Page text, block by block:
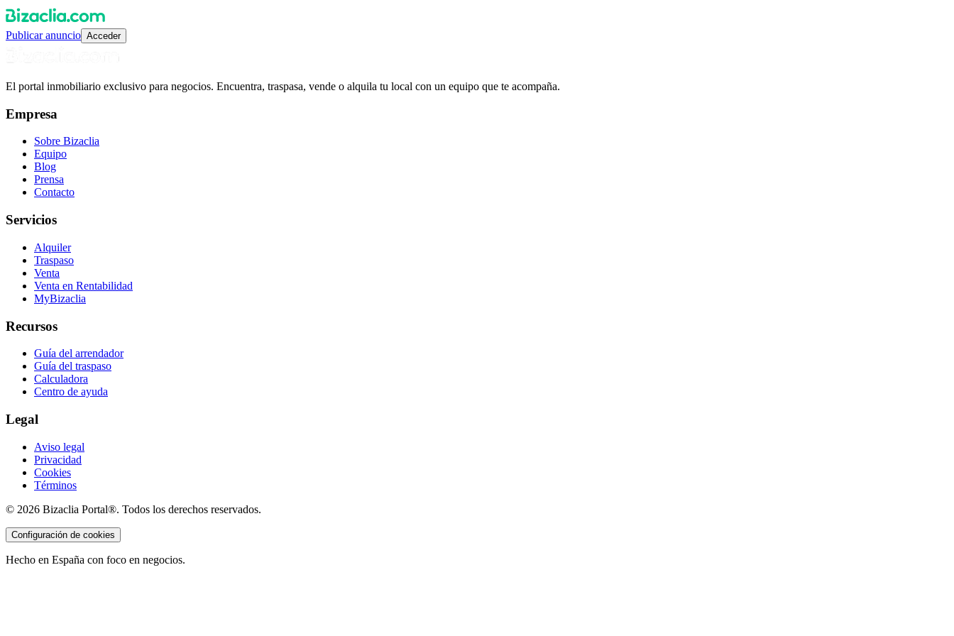
Publicar anuncio Acceder
El portal inmobiliario exclusivo para negocios. Encuentra, traspasa, vende o alquila tu local con un equipo que te acompaña.
Empresa
Sobre Bizaclia
Equipo
Blog
Prensa
Contacto
Servicios
Alquiler
Traspaso
Venta
Venta en Rentabilidad
MyBizaclia
Recursos
Guía del arrendador
Guía del traspaso
Calculadora
Centro de ayuda
Legal
Aviso legal
Privacidad
Cookies
Términos
© 2026 Bizaclia Portal®. Todos los derechos reservados.
Configuración de cookies
Hecho en España con foco en negocios.